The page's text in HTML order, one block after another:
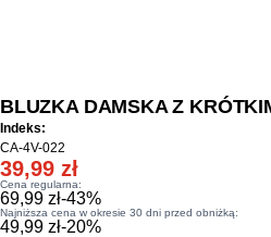
BLUZKA DAMSKA Z
Indeks:
CA-4V-022
39,99 zł
Cena regularna:
69,99 zł-43%
Najniższa cena w okresie 30 dni przed obniżką:
49,99 zł-20%